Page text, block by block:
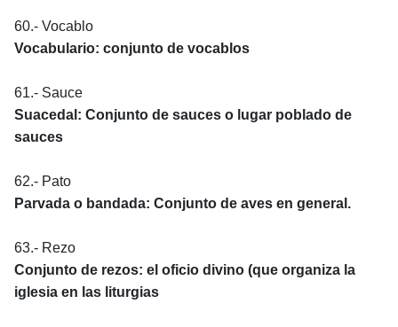
60.- Vocablo
Vocabulario: conjunto de vocablos
61.- Sauce
Suacedal: Conjunto de sauces o lugar poblado de
sauces
62.- Pato
Parvada o bandada: Conjunto de aves en general.
63.- Rezo
Conjunto de rezos: el oficio divino (que organiza la
iglesia en las liturgias